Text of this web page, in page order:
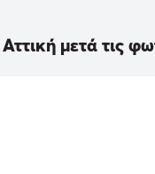
μετά τις